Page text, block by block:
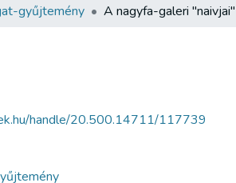
gyűjtemény A nagyfa-galeri "naivjai"
handle/20.500.14711/117739